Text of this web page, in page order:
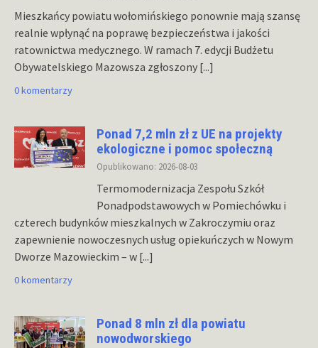
Mieszkańcy powiatu wołomińskiego ponownie mają szansę
realnie wpłynąć na poprawę bezpieczeństwa i jakości
ratownictwa medycznego. W ramach 7. edycji Budżetu
Obywatelskiego Mazowsza zgłoszony [...]
0 komentarzy
Ponad 7,2 mln zł z UE na projekty
ekologiczne i pomoc społeczną
Opublikowano: 2026-08-03
Termomodernizacja Zespołu Szkół
Ponadpodstawowych w Pomiechówku i
czterech budynków mieszkalnych w Zakroczymiu oraz
zapewnienie nowoczesnych usług opiekuńczych w Nowym
Dworze Mazowieckim – w [...]
0 komentarzy
Ponad 8 mln zł dla powiatu
nowodworskiego